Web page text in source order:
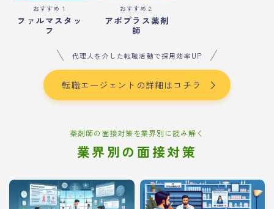
おすすめ１
ファルマスタッ
フ
おすすめ２
アポプラス薬剤
師
代理人を介した転職活動で採用効率UP
転職エージェントの詳細はコチラ
薬剤師の面接対策を業界別に読み解く
業界別の面接対策